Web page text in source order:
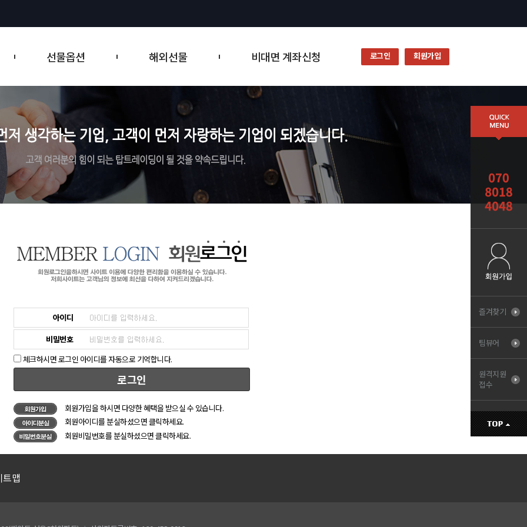
선물옵션 해외선물 비대면 계좌신청 로그인 회원가입
즐겨찾기
팀뷰어
원격지원
접수
아이디
비밀번호
체크하시면 로그인 아이디를 자동으로 기억합니다.
로그인
회원가입을 하시면 다양한 혜택을 받으실 수 있습니다.
회원아이디를 분실하셨으면 클릭하세요.
회원비밀번호를 분실하셨으면 클릭하세요.
트맵